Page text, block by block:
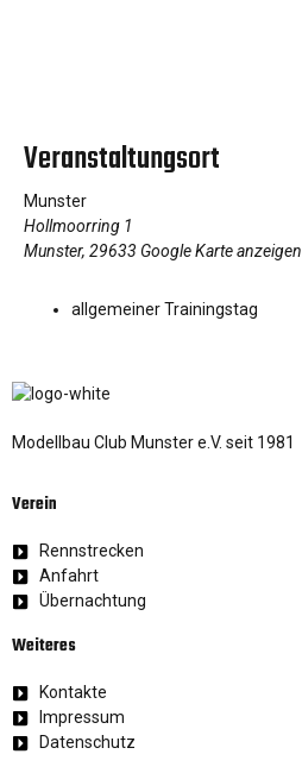
Veranstaltungsort
Munster
Hollmoorring 1
Munster, 29633 Google Karte anzeigen
allgemeiner Trainingstag
Modellbau Club Munster e.V. seit 1981
Verein
Rennstrecken
Anfahrt
Übernachtung
Weiteres
Kontakte
Impressum
Datenschutz